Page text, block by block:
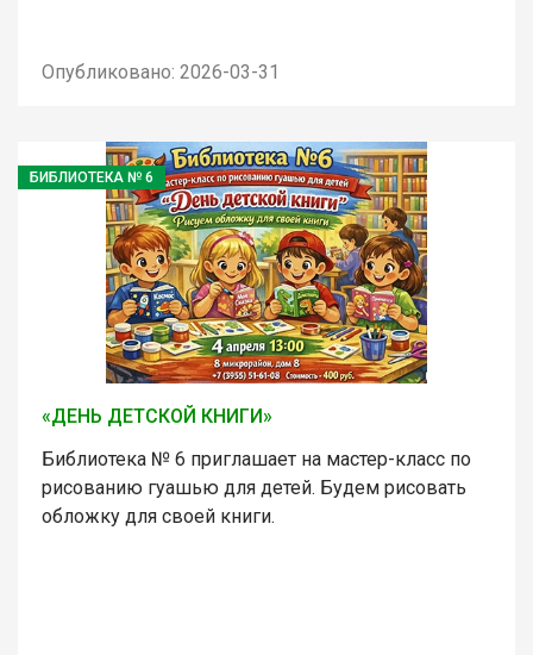
Опубликовано: 2026-03-31
БИБЛИОТЕКА № 6
«ДЕНЬ ДЕТСКОЙ КНИГИ»
Библиотека № 6 приглашает на мастер-класс по
рисованию гуашью для детей. Будем рисовать
обложку для своей книги.